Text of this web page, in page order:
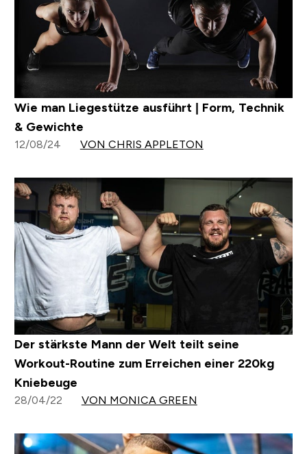
Wie man Liegestütze ausführt | Form, Technik
& Gewichte
12/08/24 VON CHRIS APPLETON
Der stärkste Mann der Welt teilt seine
Workout-Routine zum Erreichen einer 220kg
Kniebeuge
28/04/22 VON MONICA GREEN